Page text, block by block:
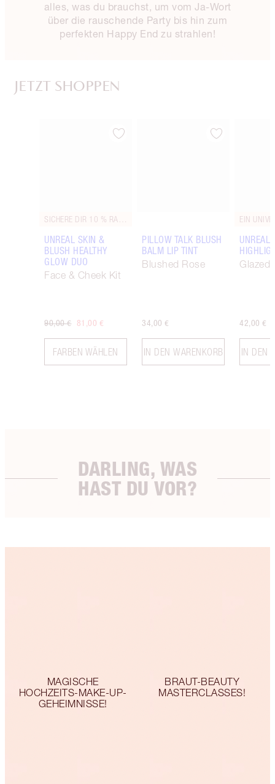
alles, was du brauchst, um vom Ja-Wort
über die rauschende Party bis hin zum
perfekten Happy End zu strahlen!
JETZT SHOPPEN
Artikel 1 von 90
UNREAL SKIN &
BLUSH HEALTHY
GLOW DUO
Face & Cheek Kit
90,00 € 81,00 €
FARBEN WÄHLEN
Artikel 2 von 90
PILLOW TALK BLUSH
BALM LIP TINT
Blushed Rose
34,00 €
IN DEN WARENKORB
UNREAL
Glazed
42,00 €
IN DEN
DARLING, WAS
HAST DU VOR?
MAGISCHE
HOCHZEITS-MAKE-UP-
GEHEIMNISSE!
BRAUT-BEAUTY
MASTERCLASSES!